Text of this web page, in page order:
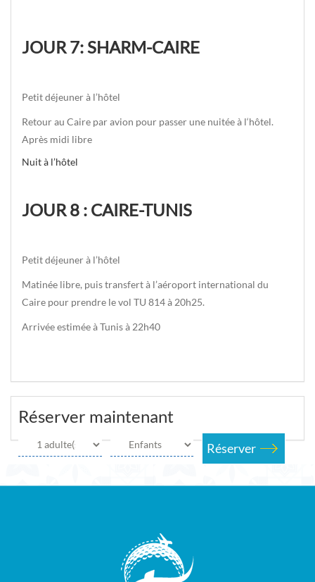
JOUR 7: SHARM-CAIRE
Petit déjeuner à l’hôtel
Retour au Caire par avion pour passer une nuitée à l‘hôtel.
Après midi libre
Nuit à l’hôtel
JOUR 8 : CAIRE-TUNIS
Petit déjeuner à l’hôtel
Matinée libre, puis transfert à l’aéroport international du
Caire pour prendre le vol TU 814 à 20h25.
Arrivée estimée à Tunis à 22h40
Réserver maintenant
Réserver